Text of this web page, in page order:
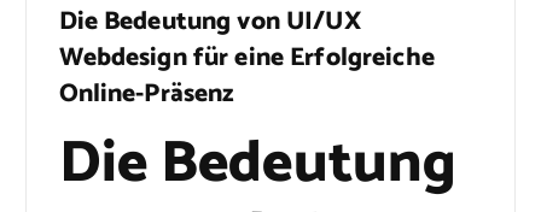
Die Bedeutung von UI/UX
Webdesign für eine Erfolgreiche
Online-Präsenz
Die Bedeutung